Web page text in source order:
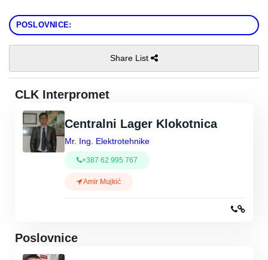
POSLOVNICE:
Share List
CLK Interpromet
Centralni Lager Klokotnica
Mr. Ing. Elektrotehnike
+387 62 995 767
Amir Mujkić
Poslovnice